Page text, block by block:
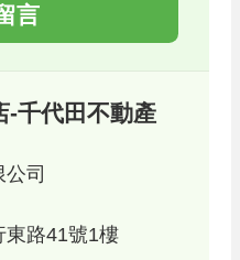
言
-千代田不動產
司
東路41號1樓